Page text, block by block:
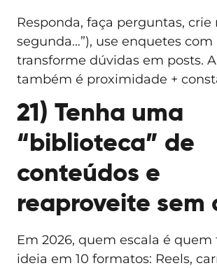
Responda, faça perguntas, crie
segunda…”), use enquetes com
transforme dúvidas em posts.
também é proximidade +
21) Tenha uma
“biblioteca” de
conteúdos e
reaproveite sem
Em 2026, quem escala é quem
ideia em 10 formatos: Reels,